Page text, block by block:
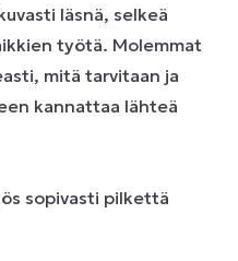
läsnä, selkeä
työtä. Molemmat
mitä tarvitaan ja
kannattaa lähteä
sopivasti pilkettä